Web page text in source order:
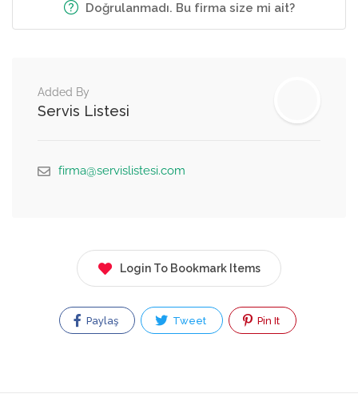
Doğrulanmadı. Bu firma size mi ait?
Added By
Servis Listesi
firma@servislistesi.com
Login To Bookmark Items
Paylaş Tweet Pin It